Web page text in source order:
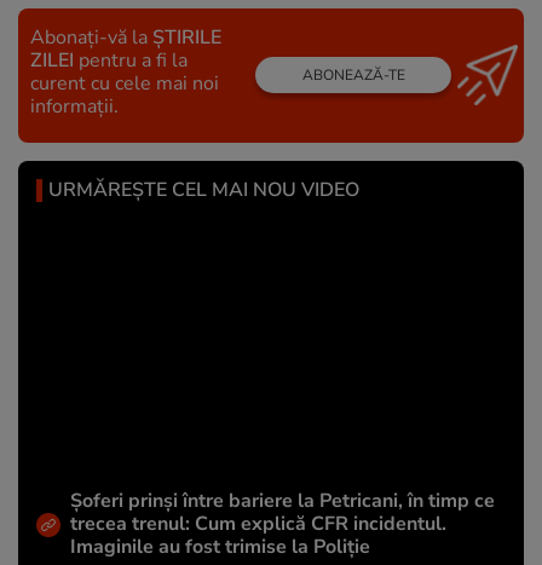
Abonați-vă la ȘTIRILE
ZILEI pentru a fi la
curent cu cele mai noi
informații.
ABONEAZĂ-TE
URMĂREȘTE CEL MAI NOU VIDEO
Șoferi prinși între bariere la Petricani, în timp ce
trecea trenul: Cum explică CFR incidentul.
Imaginile au fost trimise la Poliție